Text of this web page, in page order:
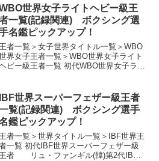
(山木)第3代WIBA世界女子フェザー...
世界女子ライトヘビー級王
一覧(記録関連) ボクシング選
名鑑ピックアップ！
王者一覧＞女子世界タイトル一覧＞WBO
界女子王者一覧＞WBO世界女子ライト
ビー級王者一覧 初代WBO世界女子ライ
イトヘビー級世界王者 クラレッサ・シ
ールズ(米...
IBF世界スーパーフェザー級王者
覧(記録関連) ボクシング選手
鑑ピックアップ！
王者一覧＞世界タイトル一覧＞IBF世界王
一覧 初代IBF世界スーパーフェザー級
王者 リュ・ファンギル(韓)第2代IBF